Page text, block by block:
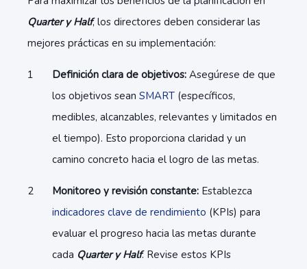
Quarter y Half, los directores deben considerar las
mejores prácticas en su implementación:
Definición clara de objetivos: Asegúrese de que
los objetivos sean SMART (específicos,
medibles, alcanzables, relevantes y limitados en
el tiempo). Esto proporciona claridad y un
camino concreto hacia el logro de las metas.
Monitoreo y revisión constante: Establezca
indicadores clave de rendimiento (KPIs) para
evaluar el progreso hacia las metas durante
cada Quarter y Half. Revise estos KPIs